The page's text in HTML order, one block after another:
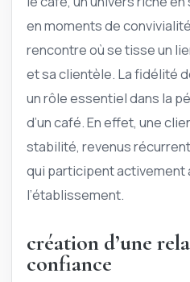
en moments de
rencontre où se tisse un
et sa clientèle. La fidélité
un rôle essentiel dans la
d’un café. En effet, une
stabilité, revenus
qui participent activement
l’établissement.
création d’une
confiance